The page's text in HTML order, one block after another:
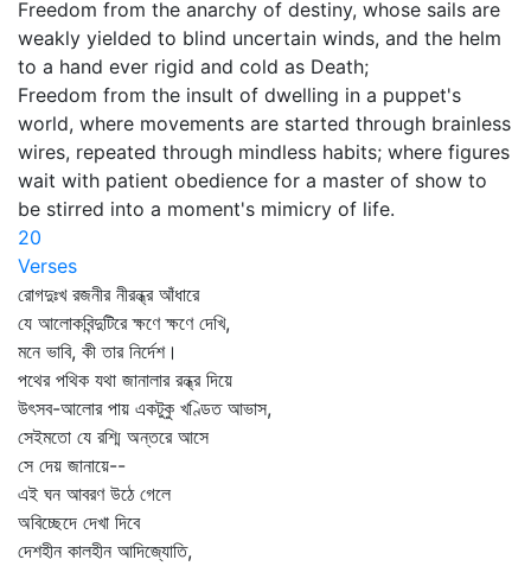
Freedom from the anarchy of destiny, whose sails are
weakly yielded to blind uncertain winds, and the helm
to a hand ever rigid and cold as Death;
Freedom from the insult of dwelling in a puppet's
world, where movements are started through brainless
wires, repeated through mindless habits; where figures
wait with patient obedience for a master of show to
be stirred into a moment's mimicry of life.
20
Verses
রোগদুঃখ রজনীর নীরন্ধ্র আঁধারে
যে আলোকবিন্দুটিরে ক্ষণে ক্ষণে দেখি,
মনে ভাবি, কী তার নির্দেশ।
পথের পথিক যথা জানালার রন্ধ্র দিয়ে
উৎসব-আলোর পায় একটুকু খণ্ডিত আভাস,
সেইমতো যে রশ্মি অন্তরে আসে
সে দেয় জানায়ে--
এই ঘন আবরণ উঠে গেলে
অবিচ্ছেদে দেখা দিবে
দেশহীন কালহীন আদিজ্যোতি,